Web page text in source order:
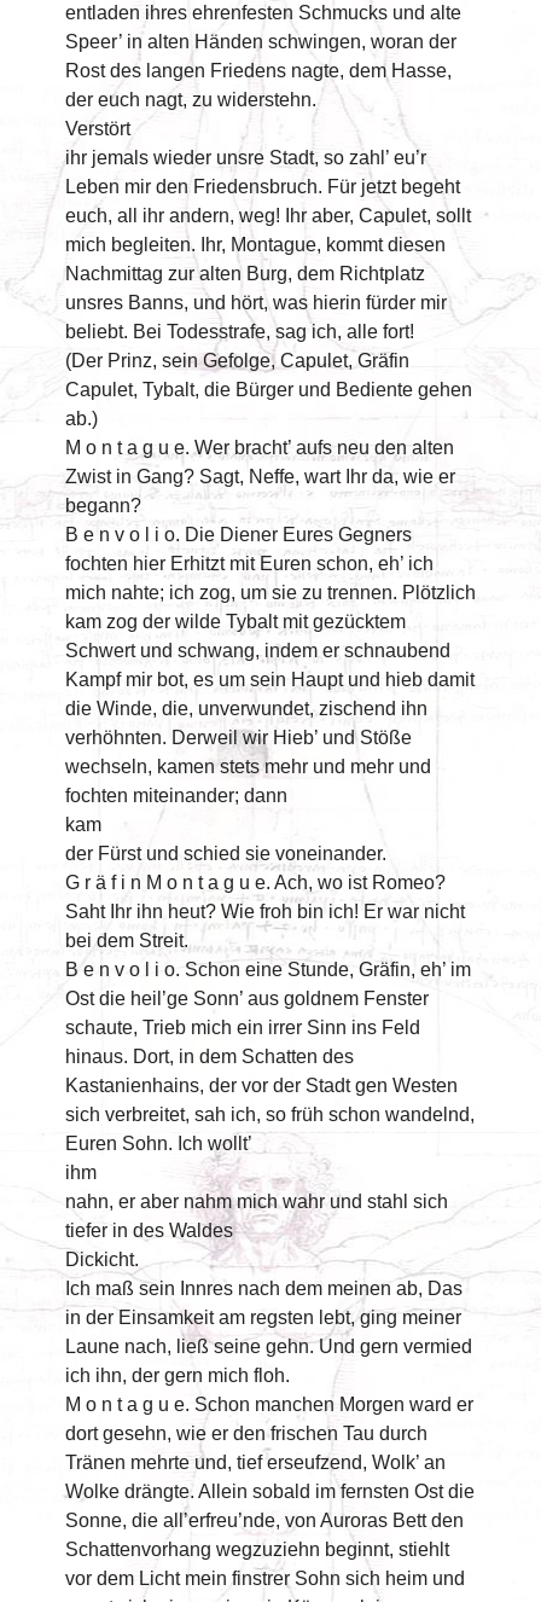
entladen ihres ehrenfesten Schmucks und alte
Speer’ in alten Händen schwingen, woran der
Rost des langen Friedens nagte, dem Hasse,
der euch nagt, zu widerstehn.
Verstört
ihr jemals wieder unsre Stadt, so zahl’ eu’r
Leben mir den Friedensbruch. Für jetzt begeht
euch, all ihr andern, weg! Ihr aber, Capulet, sollt
mich begleiten. Ihr, Montague, kommt diesen
Nachmittag zur alten Burg, dem Richtplatz
unsres Banns, und hört, was hierin fürder mir
beliebt. Bei Todesstrafe, sag ich, alle fort!
(Der Prinz, sein Gefolge, Capulet, Gräfin
Capulet, Tybalt, die Bürger und Bediente gehen
ab.)
M o n t a g u e. Wer bracht’ aufs neu den alten
Zwist in Gang? Sagt, Neffe, wart Ihr da, wie er
begann?
B e n v o l i o. Die Diener Eures Gegners
fochten hier Erhitzt mit Euren schon, eh’ ich
mich nahte; ich zog, um sie zu trennen. Plötzlich
kam zog der wilde Tybalt mit gezücktem
Schwert und schwang, indem er schnaubend
Kampf mir bot, es um sein Haupt und hieb damit
die Winde, die, unverwundet, zischend ihn
verhöhnten. Derweil wir Hieb’ und Stöße
wechseln, kamen stets mehr und mehr und
fochten miteinander; dann
kam
der Fürst und schied sie voneinander.
G r ä f i n M o n t a g u e. Ach, wo ist Romeo?
Saht Ihr ihn heut? Wie froh bin ich! Er war nicht
bei dem Streit.
B e n v o l i o. Schon eine Stunde, Gräfin, eh’ im
Ost die heil’ge Sonn’ aus goldnem Fenster
schaute, Trieb mich ein irrer Sinn ins Feld
hinaus. Dort, in dem Schatten des
Kastanienhains, der vor der Stadt gen Westen
sich verbreitet, sah ich, so früh schon wandelnd,
Euren Sohn. Ich wollt’
ihm
nahn, er aber nahm mich wahr und stahl sich
tiefer in des Waldes
Dickicht.
Ich maß sein Innres nach dem meinen ab, Das
in der Einsamkeit am regsten lebt, ging meiner
Laune nach, ließ seine gehn. Und gern vermied
ich ihn, der gern mich floh.
M o n t a g u e. Schon manchen Morgen ward er
dort gesehn, wie er den frischen Tau durch
Tränen mehrte und, tief erseufzend, Wolk’ an
Wolke drängte. Allein sobald im fernsten Ost die
Sonne, die all’erfreu’nde, von Auroras Bett den
Schattenvorhang wegzuziehn beginnt, stiehlt
vor dem Licht mein finstrer Sohn sich heim und